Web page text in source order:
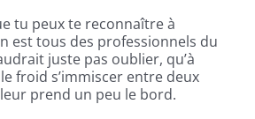
tu peux te reconnaître à
est tous des professionnels du
juste pas oublier, qu’à
froid s’immiscer entre deux
prend un peu le bord.